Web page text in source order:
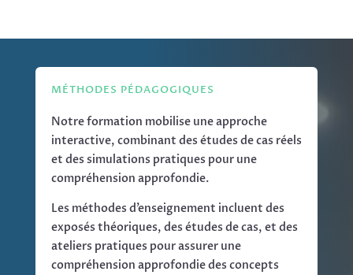
MÉTHODES PÉDAGOGIQUES
Notre formation mobilise une approche
interactive, combinant des études de cas réels
et des simulations pratiques pour une
compréhension approfondie.
Les méthodes d’enseignement incluent des
exposés théoriques, des études de cas, et des
ateliers pratiques pour assurer une
compréhension approfondie des concepts